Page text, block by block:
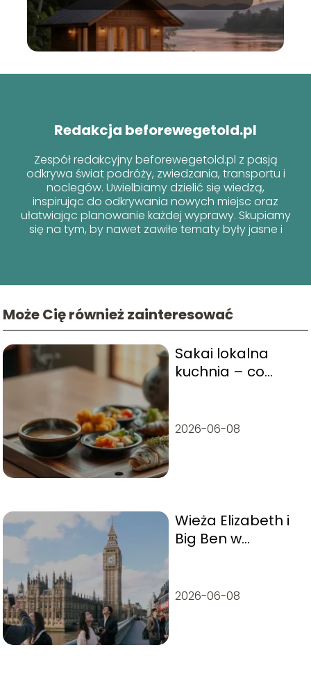
Redakcja beforewegetold.pl
Zespół redakcyjny beforewegetold.pl z pasją
odkrywa świat podróży, zwiedzania, transportu i
noclegów. Uwielbiamy dzielić się wiedzą,
inspirując do odkrywania nowych miejsc oraz
ułatwiając planowanie każdej wyprawy. Skupiamy
się na tym, by nawet zawiłe tematy były jasne i
Może Cię również zainteresować
Sakai lokalna
kuchnia – co
2026-06-08
Wieża Elizabeth i
Big Ben w
2026-06-08